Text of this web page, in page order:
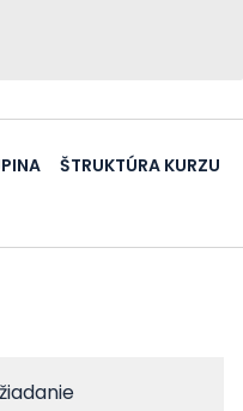
ŠTRUKTÚRA KURZU